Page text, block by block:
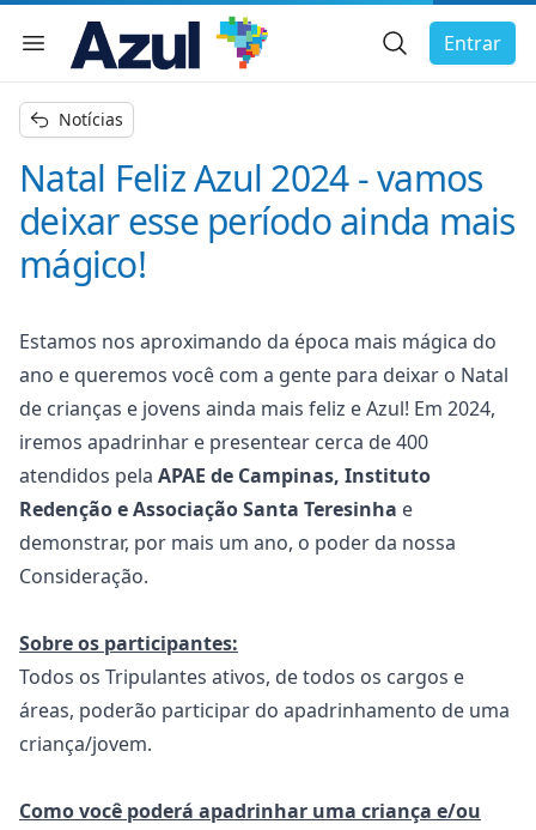
Menu de navegação
Busca Geral
Entrar
menu
Notícias
Natal Feliz Azul 2024 - vamos
deixar esse período ainda mais
mágico!
Estamos nos aproximando da época mais mágica do
ano e queremos você com a gente para deixar o Natal
de crianças e jovens ainda mais feliz e Azul! Em 2024,
iremos apadrinhar e presentear cerca de 400
atendidos pela APAE de Campinas, Instituto
Redenção e Associação Santa Teresinha e
demonstrar, por mais um ano, o poder da nossa
Consideração.
Sobre os participantes:
Todos os Tripulantes ativos, de todos os cargos e
áreas, poderão participar do apadrinhamento de uma
criança/jovem.
Como você poderá apadrinhar uma criança e/ou